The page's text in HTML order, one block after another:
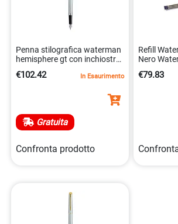
Penna stilografica waterman
hemisphere gt con inchiostro
blu acciaio. 3501170920435
€102.42 In Esaurimento
Gratuita
Confronta prodotto
Refill
Nero
€79.83